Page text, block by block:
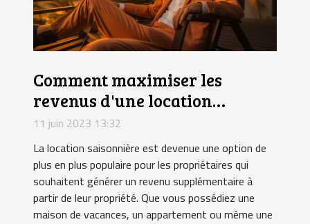
Comment maximiser les
revenus d'une location
saisonnière ?
11 juin 2023 13:32
La location saisonnière est devenue une option de
plus en plus populaire pour les propriétaires qui
souhaitent générer un revenu supplémentaire à
partir de leur propriété. Que vous possédiez une
maison de vacances, un appartement ou même une